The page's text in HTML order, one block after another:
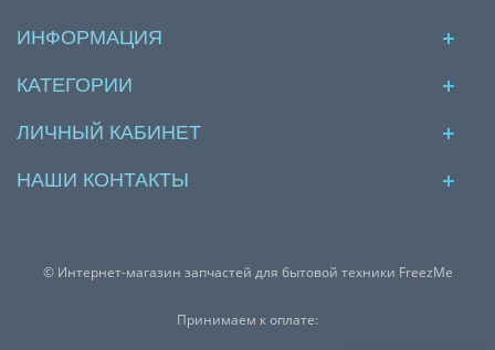
ИНФОРМАЦИЯ
КАТЕГОРИИ
ЛИЧНЫЙ КАБИНЕТ
НАШИ КОНТАКТЫ
© Интернет-магазин запчастей для бытовой техники FreezMe
Принимаем к оплате: